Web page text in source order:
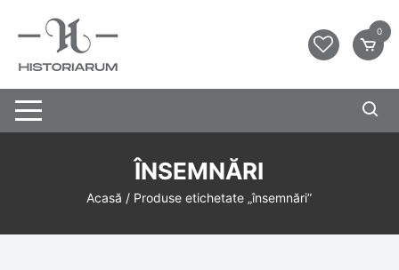
0
ÎNSEMNĂRI
Acasă / Produse etichetate „însemnări”